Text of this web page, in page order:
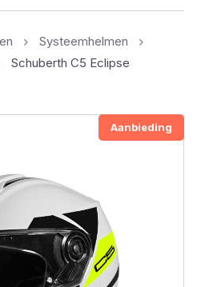
Systeemhelmen
Schuberth C5 Eclipse
Aanbieding